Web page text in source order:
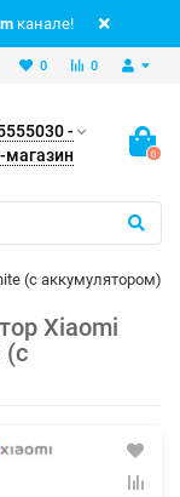
канале!
0
0
-
магазин
0
(с аккумулятором)
Xiaomi
(с